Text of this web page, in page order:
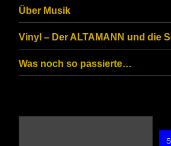
Über Musik
Vinyl – Der ALTAMANN und die
Was noch so passierte…